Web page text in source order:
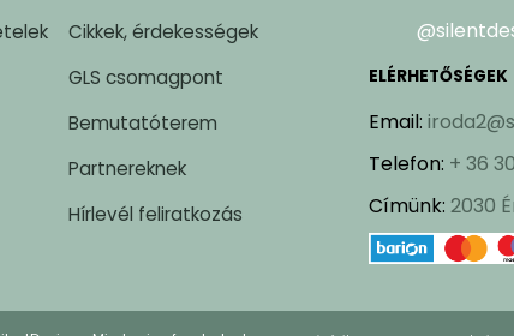
Cikkek, érdekességek
GLS csomagpont
Bemutatóterem
Partnereknek
Hírlevél feliratkozás
ELÉRHETŐSÉGEK
Email:
Telefon: + 36
Címünk: 2030